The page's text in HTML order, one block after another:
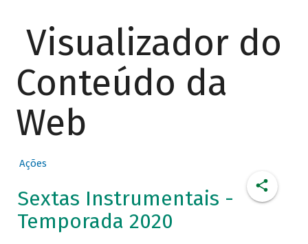
Visualizador do
Conteúdo da
Web
Ações
Sextas Instrumentais -
Temporada 2020